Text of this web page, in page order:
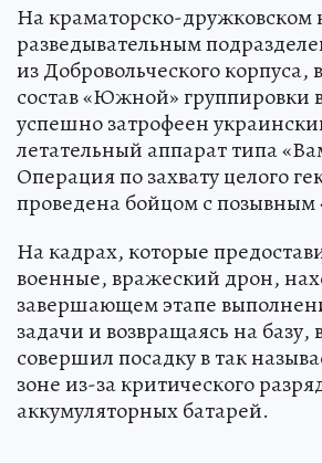
На краматорско-дружковском
разведывательным
из Добровольческого
состав «Южной» группировки
успешно затрофеен
летательный аппарат типа
Операция по захвату целого
проведена бойцом с позывным
На кадрах, которые
военные, вражеский дрон,
завершающем этапе
задачи и возвращаясь на
совершил посадку в так
зоне из-за критического
аккумуляторных батарей.